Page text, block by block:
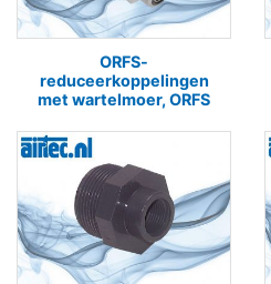
ORFS-
reduceerkoppelingen
met wartelmoer, ORFS